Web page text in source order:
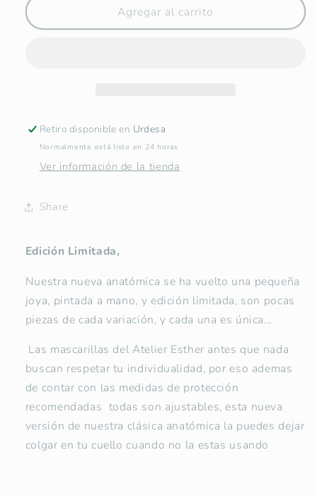
Anatómica
elástico
largo
-
Mascarilla
Anatómica
elástico
largo
-
Agregar al carrito
Retiro disponible en Urdesa
Normalmente está listo en 24 horas
Ver información de la tienda
Share
Edición Limitada,
Nuestra nueva anatómica se ha vuelto una pequeña
joya, pintada a mano, y edición limitada, son pocas
piezas de cada variación, y cada una es única...
Las mascarillas del Atelier Esther antes que nada
buscan respetar tu individualidad, por eso ademas
de contar con las medidas de protección
recomendadas todas son ajustables, esta nueva
versión de nuestra clásica anatómica la puedes dejar
colgar en tu cuello cuando no la estas usando